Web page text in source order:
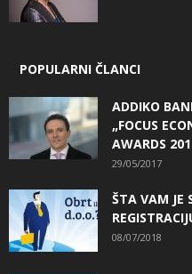
POPULARNI ČLANCI
ADDIKO
„FOCUS
AWARDS
29/05/2017
ŠTA VAM JE
08/07/2018